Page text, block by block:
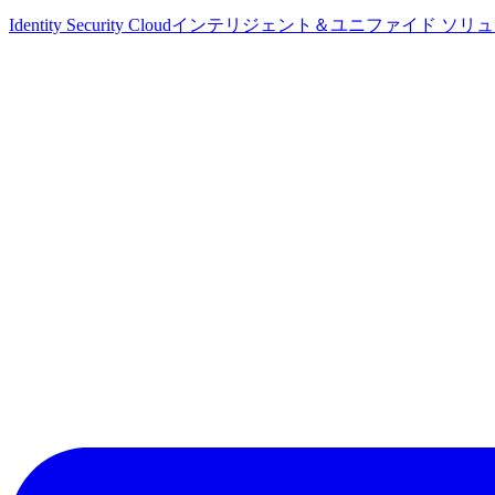
Identity Security Cloudインテリジェント＆ユニファイド ソリ